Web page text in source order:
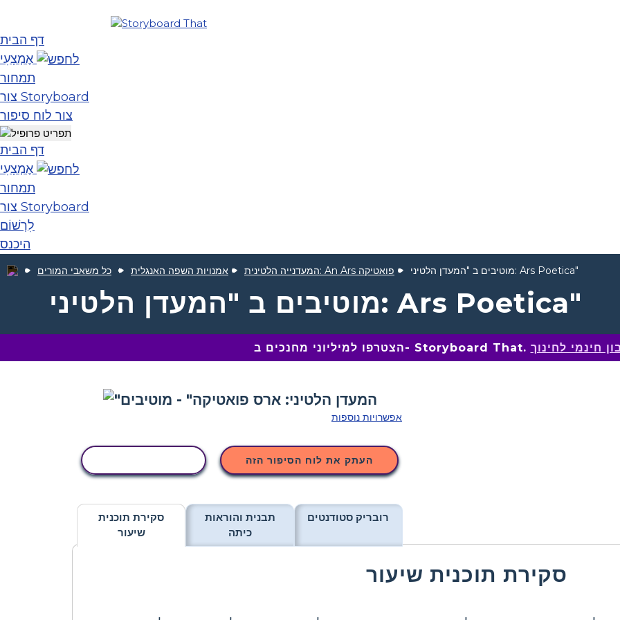
דף הבית
אֶמְצָעִי
תמחור
צור Storyboard
צור לוח סיפור
דף הבית
אֶמְצָעִי
תמחור
צור Storyboard
לִרְשׁוֹם
היכנס
כל משאבי המורים אמנויות השפה האנגלית המעדנייה הלטינית: An Ars פואטיקה מוטיבים ב "המעדן הלטיני: Ars Poetica"
מוטיבים ב "המעדן הלטיני: Ars Poetica"
הצטרפו למיליוני מחנכים ב- Storyboard That. חינמי לחינוך
אפשרויות נוספות
העתק את לוח הסיפור הזה
סקירת תוכנית
שיעור
תבנית והוראות
כיתה
רובריק סטודנטים
סקירת תוכנית שיעור